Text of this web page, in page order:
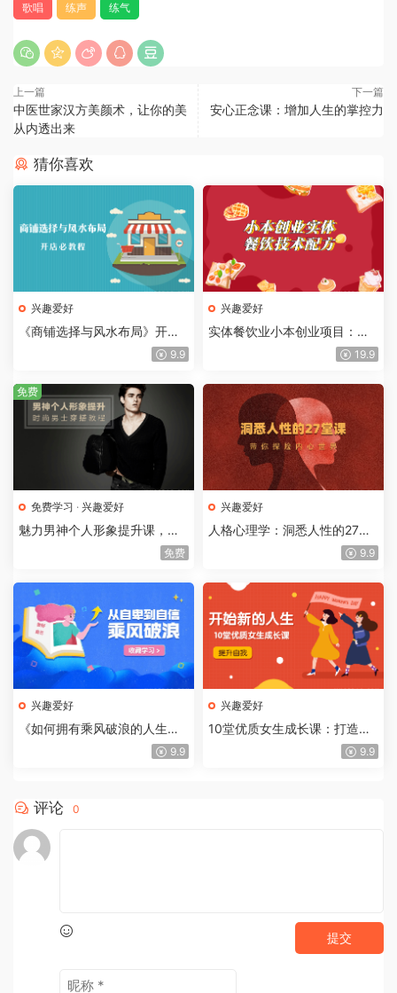
歌唱 练声 练气
上一篇
中医世家汉方美颜术，让你的美
从内透出来
下一篇
安心正念课：增加人生的掌控力
猜你喜欢
兴趣爱好
《商铺选择与风水布局》开店
9.9
兴趣爱好
实体餐饮业小本创业项目：技
19.9
免费学习 · 兴趣爱好
魅力男神个人形象提升课，时
免费
免费
兴趣爱好
人格心理学：洞悉人性的27堂
9.9
兴趣爱好
《如何拥有乘风破浪的人生》
从自卑到自信，活出你自己 9.9
兴趣爱好
10堂优质女生成长课：打造黄
金人脉圈，绘制人生版图
9.9
评论 0
提交